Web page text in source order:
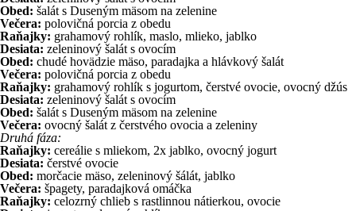
Obed: šalát s Duseným mäsom na zelenine
Večera: polovičná porcia z obedu
Raňajky: grahamový rohlík, maslo, mlieko, jablko
Desiata: zeleninový šalát s ovocím
Obed: chudé hovädzie mäso, paradajka a hlávkový šalát
Večera: polovičná porcia z obedu
Raňajky: grahamový rohlík s jogurtom, čerstvé ovocie, ovocný džús
Desiata: zeleninový šalát s ovocím
Obed: šalát s Duseným mäsom na zelenine
Večera: ovocný šalát z čerstvého ovocia a zeleniny
Druhá fáza:
Raňajky: cereálie s mliekom, 2x jablko, ovocný jogurt
Desiata: čerstvé ovocie
Obed: morčacie mäso, zeleninový šálát, jablko
Večera: špagety, paradajková omáčka
Raňajky: celozrný chlieb s rastlinnou nátierkou, ovocie